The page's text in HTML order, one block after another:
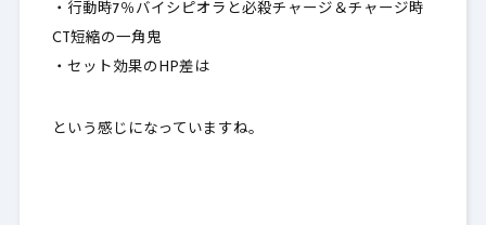
・行動時7％バイシピオラと必殺チャージ＆チャージ時
CT短縮の一角鬼
・セット効果のHP差は
という感じになっていますね。